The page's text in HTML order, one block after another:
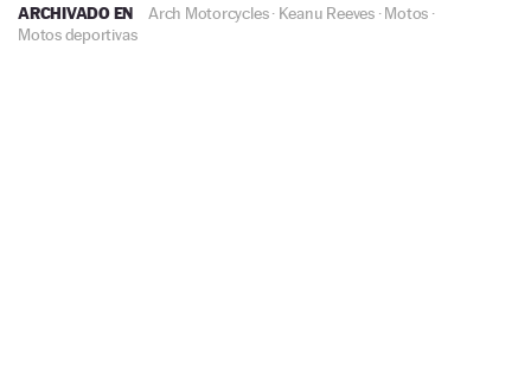
ARCHIVADO EN Arch Motorcycles· Keanu Reeves·Motos ·
Motos deportivas